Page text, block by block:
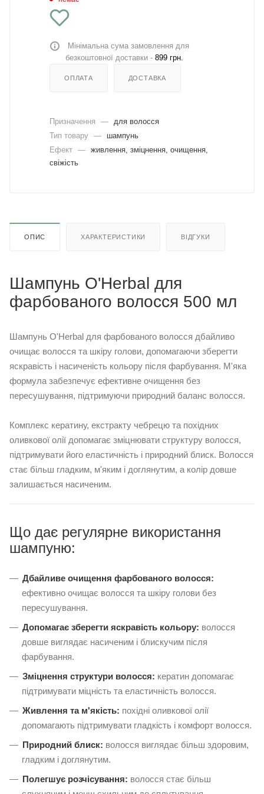
Мінімальна сума замовлення для
безкоштовної доставки - 899 грн.
ОПЛАТА ДОСТАВКА
Призначення —
для волосся
Тип товару —
шампунь
Ефект — живлення, зміцнення, очищення,
свіжість
ОПИС ХАРАКТЕРИСТИКИ ВІДГУКИ
Шампунь O'Herbal для
фарбованого волосся 500 мл
Шампунь O'Herbal для фарбованого волосся дбайливо
очищає волосся та шкіру голови, допомагаючи зберегти
яскравість і насиченість кольору після фарбування. М'яка
формула забезпечує ефективне очищення без
пересушування, підтримуючи природний баланс волосся.
Комплекс кератину, екстракту чебрецю та похідних
оливкової олії допомагає зміцнювати структуру волосся,
підтримувати його еластичність і природний блиск. Волосся
стає більш гладким, м'яким і доглянутим, а колір довше
залишається насиченим.
Що дає регулярне використання
шампуню:
Дбайливе очищення фарбованого волосся:
ефективно очищає волосся та шкіру голови без
пересушування.
Допомагає зберегти яскравість кольору: волосся
довше виглядає насиченим і блискучим після
фарбування.
Зміцнення структури волосся: кератин допомагає
підтримувати міцність та еластичність волосся.
Живлення та м'якість: похідні оливкової олії
допомагають підтримувати гладкість і комфорт волосся.
Природний блиск: волосся виглядає більш здоровим,
гладким і доглянутим.
Полегшує розчісування: волосся стає більш